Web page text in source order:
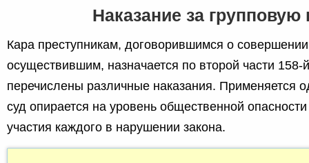
Наказание за групповую
Кара преступникам, договорившимся о
осуществившим, назначается по второй части 158-
перечислены различные наказания. Применяется
суд опирается на уровень общественной
участия каждого в нарушении закона.